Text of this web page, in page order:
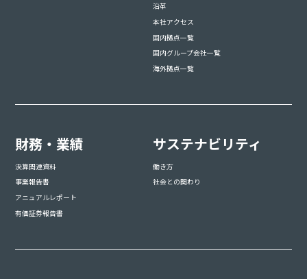
沿革
本社アクセス
国内拠点一覧
国内グループ会社一覧
海外拠点一覧
財務・業績
決算関連資料
事業報告書
アニュアルレポート
有価証券報告書
サステナビリティ
働き方
社会との関わり